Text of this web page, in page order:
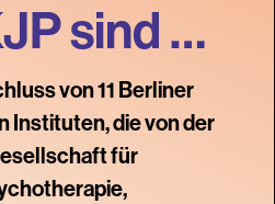
sind …
von 11 Berliner
Instituten, die von der
für